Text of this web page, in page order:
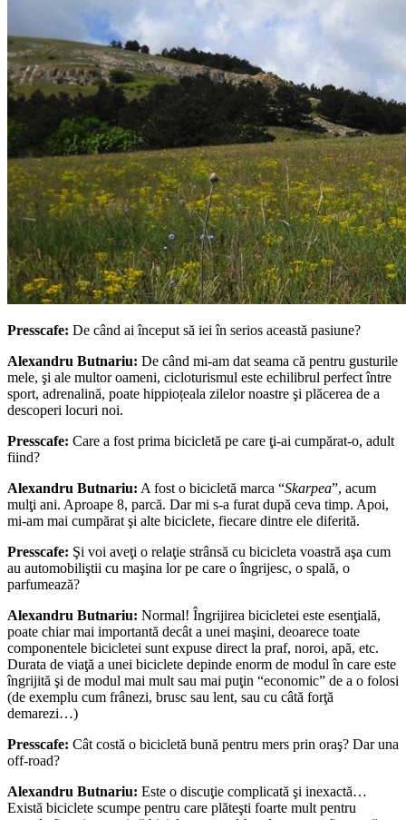
Presscafe: De când ai început să iei în serios această pasiune?
Alexandru Butnariu: De când mi-am dat seama că pentru gusturile
mele, şi ale multor oameni, cicloturismul este echilibrul perfect între
sport, adrenalină, poate hippioțeala zilelor noastre şi plăcerea de a
descoperi locuri noi.
Presscafe: Care a fost prima bicicletă pe care ţi-ai cumpărat-o, adult
fiind?
Alexandru Butnariu: A fost o bicicletă marca “Skarpea”, acum
mulţi ani. Aproape 8, parcă. Dar mi s-a furat după ceva timp. Apoi,
mi-am mai cumpărat şi alte biciclete, fiecare dintre ele diferită.
Presscafe: Şi voi aveţi o relaţie strânsă cu bicicleta voastră aşa cum
au automobiliştii cu maşina lor pe care o îngrijesc, o spală, o
parfumează?
Alexandru Butnariu: Normal! Îngrijirea bicicletei este esenţială,
poate chiar mai importantă decât a unei maşini, deoarece toate
componentele bicicletei sunt expuse direct la praf, noroi, apă, etc.
Durata de viaţă a unei biciclete depinde enorm de modul în care este
îngrijită şi de modul mai mult sau mai puţin “economic” de a o folosi
(de exemplu cum frânezi, brusc sau lent, sau cu câtă forţă
demarezi…)
Presscafe: Cât costă o bicicletă bună pentru mers prin oraş? Dar una
off-road?
Alexandru Butnariu: Este o discuţie complicată şi inexactă…
Există biciclete scumpe pentru care plăteşti foarte mult pentru